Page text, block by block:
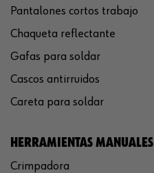
Pantalones cortos trabajo
Chaqueta reflectante
Gafas para soldar
Cascos antirruidos
Careta para soldar
HERRAMIENTAS MANUALES
Crimpadora